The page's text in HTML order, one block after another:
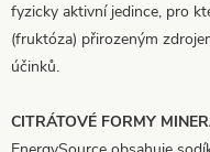
fyzicky aktivní jedince, pro
(fruktóza) přirozeným
účinků.
CITRÁTOVÉ FORMY